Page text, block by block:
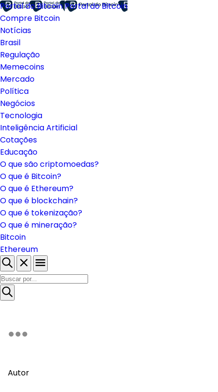
Portal do BitcoinPortal do Bitcoin
Compre Bitcoin
Notícias
Brasil
Regulação
Memecoins
Mercado
Política
Negócios
Tecnologia
Inteligência Artificial
Cotações
Educação
O que são criptomoedas?
O que é Bitcoin?
O que é Ethereum?
O que é blockchain?
O que é tokenização?
O que é mineração?
Bitcoin
Ethereum
Autor